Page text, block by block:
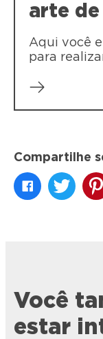
arte
Aqui você
para
Compartilhe
Você
estar